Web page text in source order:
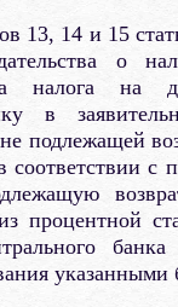
13, 14 и 15
о
налога на
в
подлежащей
с
процентной